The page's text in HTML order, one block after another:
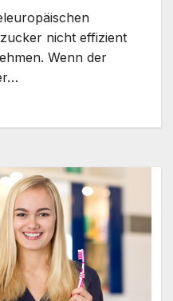
nicht effizient
Wenn der